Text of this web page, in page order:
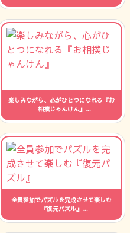
楽しみながら、心がひとつになれる『お
相撲じゃんけん』
全員参加でパズルを完成させて楽しむ
『復元パズル』